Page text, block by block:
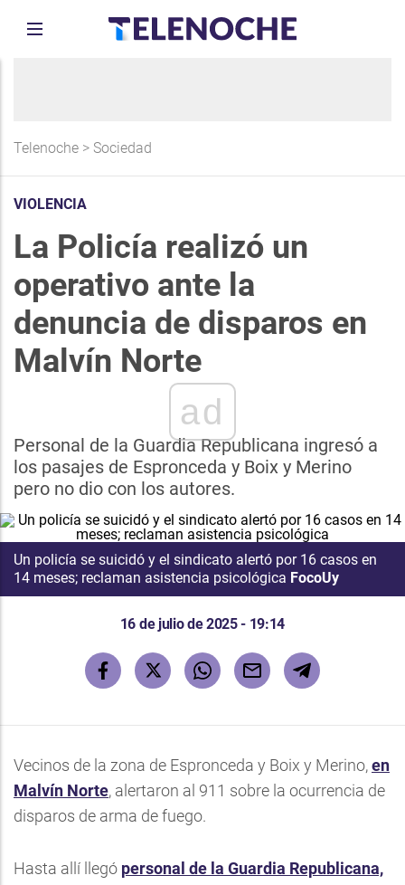
Telenoche > Sociedad
VIOLENCIA
La Policía realizó un
operativo ante la
denuncia de disparos en
Malvín Norte
ad
Personal de la Guardia Republicana ingresó a
los pasajes de Espronceda y Boix y Merino
pero no dio con los autores.
Un policía se suicidó y el sindicato alertó por 16 casos en
14 meses; reclaman asistencia psicológica FocoUy
16 de julio de 2025 - 19:14
Vecinos de la zona de Espronceda y Boix y Merino,en
Malvín Norte, alertaron al 911 sobre la ocurrencia de
disparos de arma de fuego.
Hasta allí llegó personal de la Guardia Republicana,